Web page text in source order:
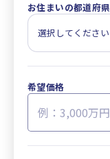
お住まいの都道府県
希望価格